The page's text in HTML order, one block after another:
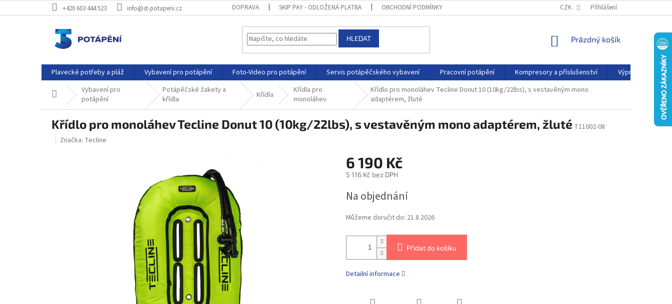
na
+420 603 444 523 info@st-potapeni.cz DOPRAVA SKIP PAY - ODLOŽENÁ PLATBA OBCHODNÍ PODMÍNKY PODMÍNKY OCHRANY OSOBNÍCH ÚDAJŮ KONTAKTY
CZK Přihlášení
HLEDAT
NÁKUPNÍ
Prázdný košík
Plavecké potřeby a pláž Vybavení pro potápění Foto-Video pro potápění Servis potápěčského vybavení Pracovní potápění Kompresory a příslušenství Výprodej
Domů Vybavení pro
potápění
Potápěčské žakety a
křídla
Křídla
Křídla pro
monoláhev
Křídlo pro monoláhev Tecline Donut 10 (10kg/22lbs), s vestavěným mono
adaptérem, žluté
Křídlo pro monoláhev Tecline Donut 10 (10kg/22lbs), s vestavěným mono adaptérem, žluté T11002-08
Značka: Tecline
6 190 Kč
5 116 Kč bez DPH
Na objednání
Můžeme doručit do: 21.8.2026
Přidat do košíku
Detailní informace